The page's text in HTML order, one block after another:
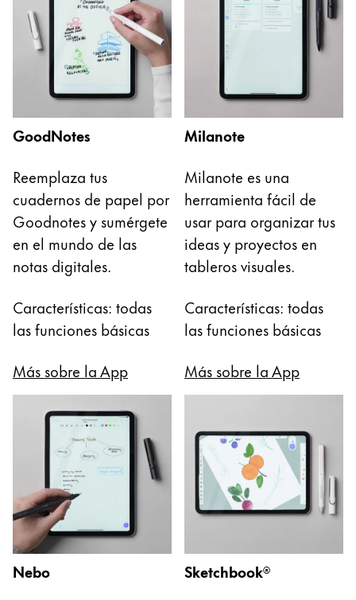
GoodNotes
Reemplaza tus
cuadernos de papel por
Goodnotes y sumérgete
en el mundo de las
notas digitales.
Características: todas
las funciones básicas
Más sobre la App
Milanote
Milanote es una
herramienta fácil de
usar para organizar tus
ideas y proyectos en
tableros visuales.
Características: todas
las funciones básicas
Más sobre la App
Nebo
Sketchbook®